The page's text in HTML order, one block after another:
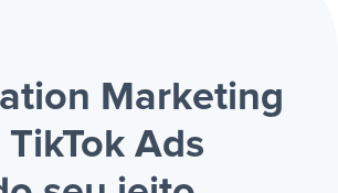
Marketing
TikTok Ads